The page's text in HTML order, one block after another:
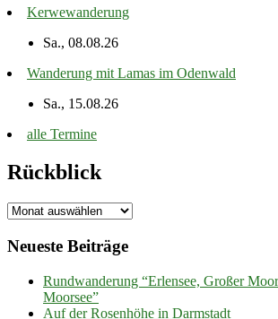
Kerwewanderung
Sa., 08.08.26
Wanderung mit Lamas im Odenwald
Sa., 15.08.26
alle Termine
Rückblick
Rückblick
Neueste Beiträge
Rundwanderung “Erlensee, Großer
Moorsee”
Auf der Rosenhöhe in Darmstadt